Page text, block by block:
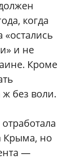
когда
и не
Кроме
ж без воли.
Крыма, но
—